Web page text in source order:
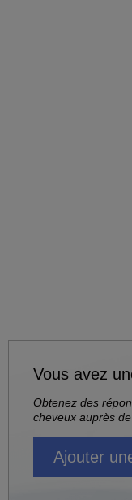
Vous avez
Obtenez des
cheveux auprès
Ajouter